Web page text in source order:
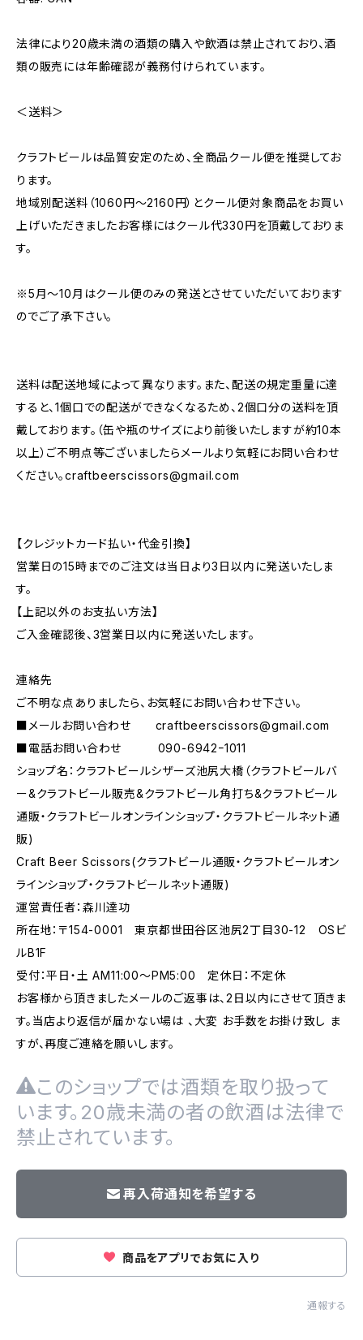
法律により20歳未満の酒類の購入や飲酒は禁止されており、酒
類の販売には年齢確認が義務付けられています。
＜送料＞
クラフトビールは品質安定のため、全商品クール便を推奨してお
ります。
地域別配送料（1060円～2160円）とクール便対象商品をお買い
上げいただきましたお客様にはクール代330円を頂戴しておりま
す。
※5月～10月はクール便のみの発送とさせていただいております
のでご了承下さい。
送料は配送地域によって異なります。また、配送の規定重量に達
すると、1個口での配送ができなくなるため、2個口分の送料を頂
戴しております。（缶や瓶のサイズにより前後いたしますが約10本
以上）ご不明点等ございましたらメールより気軽にお問い合わせ
ください。craftbeerscissors@gmail.com
【クレジットカード払い・代金引換】
営業日の15時までのご注文は当日より3日以内に発送いたしま
す。
【上記以外のお支払い方法】
ご入金確認後、3営業日以内に発送いたします。
連絡先
ご不明な点ありましたら、お気軽にお問い合わせ下さい。
■メールお問い合わせ craftbeerscissors@gmail.com
■電話お問い合わせ 090-6942ｰ1011
ショップ名：クラフトビールシザーズ池尻大橋（クラフトビールバ
ー&クラフトビール販売&クラフトビール角打ち&クラフトビール
通販・クラフトビールオンラインショップ・クラフトビールネット通
販)
Craft Beer Scissors(クラフトビール通販・クラフトビールオン
ラインショップ・クラフトビールネット通販)
運営責任者：森川達功
所在地：〒154-0001 東京都世田谷区池尻2丁目30-12 OSビ
ルB1F
受付：平日・土 AM11:00～PM5:00 定休日：不定休
お客様から頂きましたメールのご返事は、2日以内にさせて頂きま
す。当店より返信が届かない場は 、大変 お手数をお掛け致し ま
すが、再度ご連絡を願いします。
このショップでは酒類を取り扱って
います。20歳未満の者の飲酒は法律で
禁止されています。
再入荷通知を希望する
商品をアプリでお気に入り
通報する